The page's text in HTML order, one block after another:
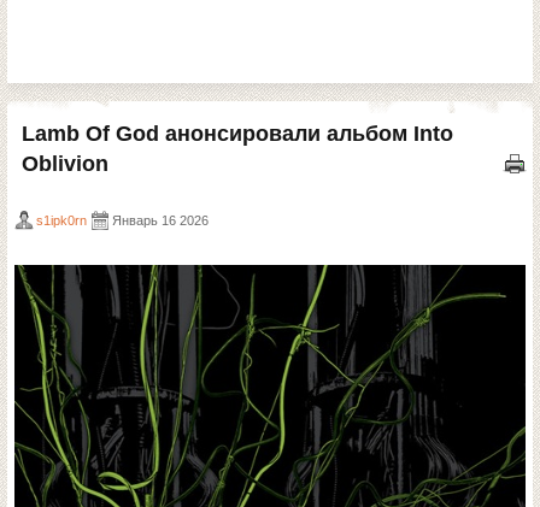
Lamb Of God анонсировали альбом Into
Oblivion
s1ipk0rn Январь 16 2026